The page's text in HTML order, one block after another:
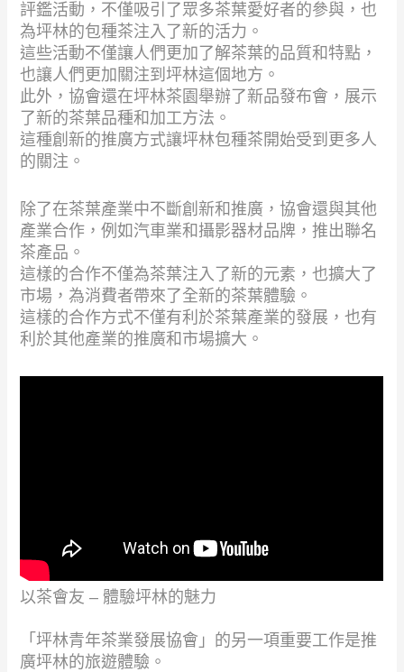
評鑑活動，不僅吸引了眾多茶葉愛好者的參與，也
為坪林的包種茶注入了新的活力。
這些活動不僅讓人們更加了解茶葉的品質和特點，
也讓人們更加關注到坪林這個地方。
此外，協會還在坪林茶園舉辦了新品發布會，展示
了新的茶葉品種和加工方法。
這種創新的推廣方式讓坪林包種茶開始受到更多人
的關注。
除了在茶葉產業中不斷創新和推廣，協會還與其他
產業合作，例如汽車業和攝影器材品牌，推出聯名
茶產品。
這樣的合作不僅為茶葉注入了新的元素，也擴大了
市場，為消費者帶來了全新的茶葉體驗。
這樣的合作方式不僅有利於茶葉產業的發展，也有
利於其他產業的推廣和市場擴大。
以茶會友 – 體驗坪林的魅力
「坪林青年茶業發展協會」的另一項重要工作是推
廣坪林的旅遊體驗。